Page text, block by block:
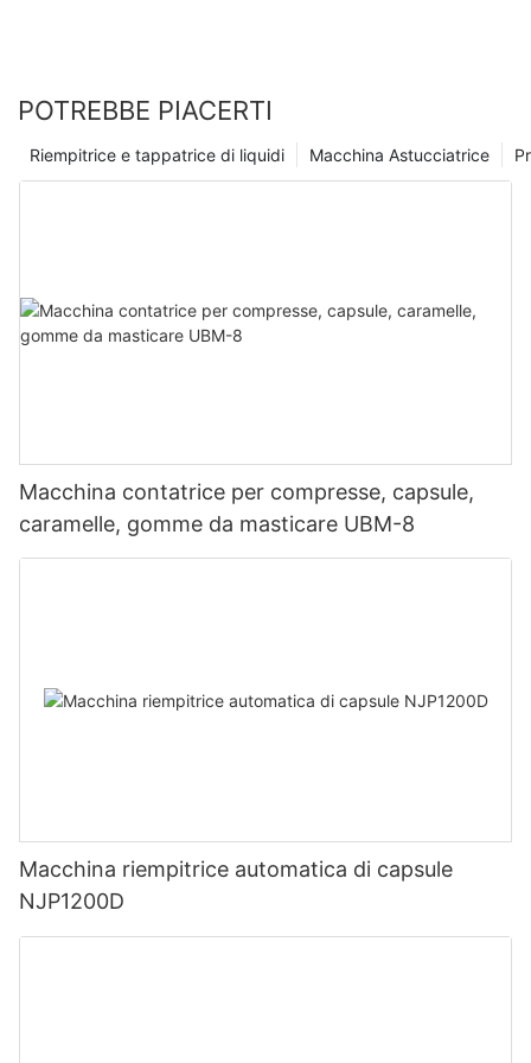
POTREBBE PIACERTI
Macchina Astucciatrice
Riempitrice e tappatrice di liquidi
Macchina contatrice per compresse, capsule,
caramelle, gomme da masticare UBM-8
Macchina riempitrice automatica di capsule
NJP1200D